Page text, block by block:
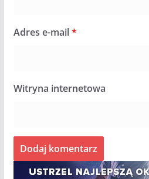
Adres e-mail*
Witryna internetowa